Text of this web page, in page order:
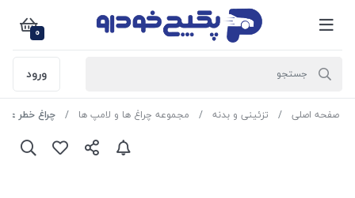
0
ورود
صفحه اصلی تزئینی و بدنه مجموعه چراغ ها و لامپ ها چراغ خطر عقب راست